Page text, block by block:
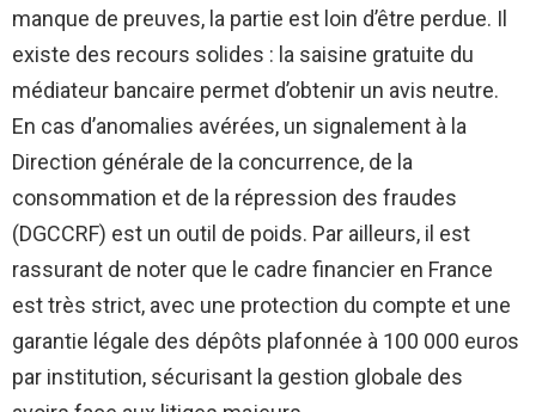
manque de preuves, la partie est loin d’être perdue. Il
existe des recours solides : la saisine gratuite du
médiateur bancaire permet d’obtenir un avis neutre.
En cas d’anomalies avérées, un signalement à la
Direction générale de la concurrence, de la
consommation et de la répression des fraudes
(DGCCRF) est un outil de poids. Par ailleurs, il est
rassurant de noter que le cadre financier en France
est très strict, avec une protection du compte et une
garantie légale des dépôts plafonnée à 100 000 euros
par institution, sécurisant la gestion globale des